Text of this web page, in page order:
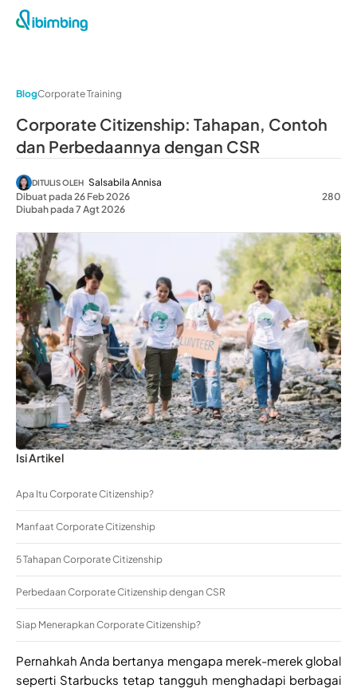
BlogCorporate Training
Corporate Citizenship: Tahapan, Contoh
dan Perbedaannya dengan CSR
DITULIS OLEH Salsabila Annisa
Dibuat pada 26 Feb 2026
Diubah pada 7 Agt 2026
280
Isi Artikel
Apa Itu Corporate Citizenship?
Manfaat Corporate Citizenship
5 Tahapan Corporate Citizenship
Perbedaan Corporate Citizenship dengan CSR
Siap Menerapkan Corporate Citizenship?
Pernahkah Anda bertanya mengapa merek-merek global
seperti Starbucks tetap tangguh menghadapi berbagai